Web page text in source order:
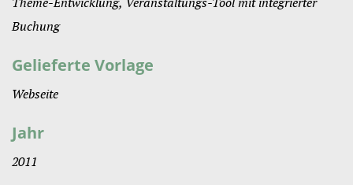
Theme-Entwicklung, Veranstaltungs-Tool mit integrierter
Buchung
Gelieferte Vorlage
Webseite
Jahr
2011